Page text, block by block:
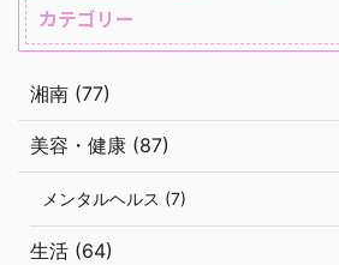
カテゴリー
湘南 (77)
美容・健康 (87)
メンタルヘルス (7)
生活 (64)